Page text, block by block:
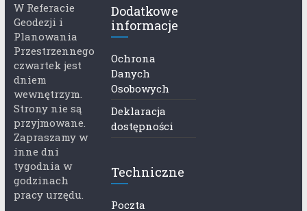
W Referacie
Geodezji i
Planowania
Przestrzennego
czwartek jest
dniem
wewnętrzym.
Strony nie są
przyjmowane.
Zapraszamy w
inne dni
tygodnia w
godzinach
pracy urzędu.
Dodatkowe
informacje
Ochrona
Danych
Osobowych
Deklaracja
dostępności
Techniczne
Poczta